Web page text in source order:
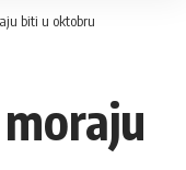
biti u oktobru